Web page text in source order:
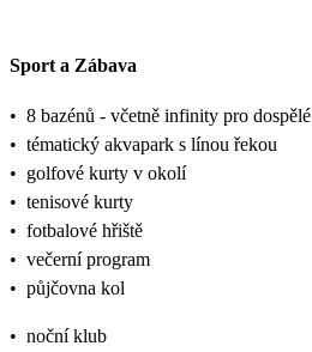
Sport a Zábava
• 8 bazénů - včetně infinity pro dospělé
• tématický akvapark s línou řekou
• golfové kurty v okolí
• tenisové kurty
• fotbalové hřiště
• večerní program
• půjčovna kol
• noční klub